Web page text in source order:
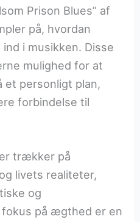
Prison Blues” af
på, hvordan
i musikken. Disse
mulighed for at
et personligt plan,
forbindelse til
trækker på
livets realiteter,
og
på ægthed er en